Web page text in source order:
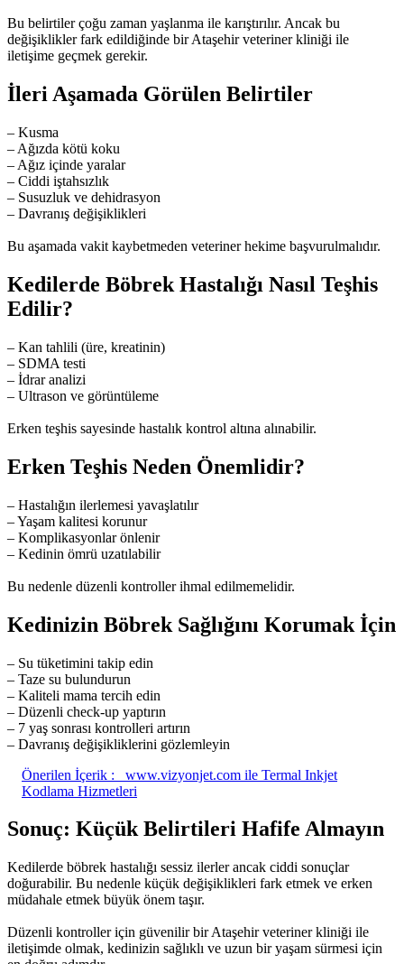
Bu belirtiler çoğu zaman yaşlanma ile karıştırılır. Ancak bu
değişiklikler fark edildiğinde bir Ataşehir veteriner kliniği ile
iletişime geçmek gerekir.
İleri Aşamada Görülen Belirtiler
– Kusma
– Ağızda kötü koku
– Ağız içinde yaralar
– Ciddi iştahsızlık
– Susuzluk ve dehidrasyon
– Davranış değişiklikleri
Bu aşamada vakit kaybetmeden veteriner hekime başvurulmalıdır.
Kedilerde Böbrek Hastalığı Nasıl Teşhis
Edilir?
– Kan tahlili (üre, kreatinin)
– SDMA testi
– İdrar analizi
– Ultrason ve görüntüleme
Erken teşhis sayesinde hastalık kontrol altına alınabilir.
Erken Teşhis Neden Önemlidir?
– Hastalığın ilerlemesi yavaşlatılır
– Yaşam kalitesi korunur
– Komplikasyonlar önlenir
– Kedinin ömrü uzatılabilir
Bu nedenle düzenli kontroller ihmal edilmemelidir.
Kedinizin Böbrek Sağlığını Korumak İçin
– Su tüketimini takip edin
– Taze su bulundurun
– Kaliteli mama tercih edin
– Düzenli check-up yaptırın
– 7 yaş sonrası kontrolleri artırın
– Davranış değişikliklerini gözlemleyin
Önerilen İçerik :
www.vizyonjet.com ile Termal Inkjet
Kodlama Hizmetleri
Sonuç: Küçük Belirtileri Hafife Almayın
Kedilerde böbrek hastalığı sessiz ilerler ancak ciddi sonuçlar
doğurabilir. Bu nedenle küçük değişiklikleri fark etmek ve erken
müdahale etmek büyük önem taşır.
Düzenli kontroller için güvenilir bir Ataşehir veteriner kliniği ile
iletişimde olmak, kedinizin sağlıklı ve uzun bir yaşam sürmesi için